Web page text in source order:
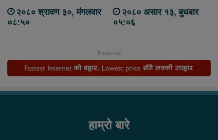
२०८० श्रावण ३०, मंगलवार
०८:५०
२०८० असार १३, बुधबार
०५:०६
Footer ad
हाम्रो बारे